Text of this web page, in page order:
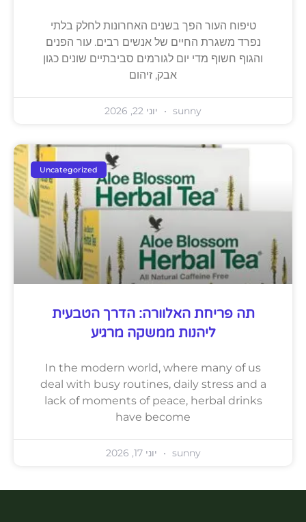
טיפוח העור הפך בשנים האחרונות לחלק בלתי
נפרד משגרת החיים של אנשים רבים. עור הפנים
והגוף חשוף מדי יום לגורמים סביבתיים שונים כגון
אבק, זיהום
sunny יוני 22, 2026
Uncategorized
תה פריחת האלוורה: הדרך הטבעית
ליהנות ממשקה מרגיע
In the modern world, where many of us
deal with busy routines, daily stress and a
lack of moments of peace, herbal drinks
have become
sunny יוני 17, 2026